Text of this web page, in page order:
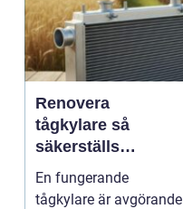
Renovera
tågkylare så
säkerställs
driftsäkra lok och
tågsystem
En fungerande
tågkylare är avgörande